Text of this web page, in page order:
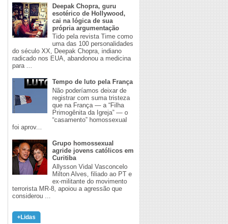
Deepak Chopra, guru
esotérico de Hollywood,
cai na lógica de sua
própria argumentação
Tido pela revista Time como
uma das 100 personalidades
do século XX, Deepak Chopra, indiano
radicado nos EUA, abandonou a medicina
para ...
Tempo de luto pela França
Não poderíamos deixar de
registrar com suma tristeza
que na França — a “Filha
Primogênita da Igreja” — o
“casamento” homossexual
foi aprov...
Grupo homossexual
agride jovens católicos em
Curitiba
Allysson Vidal Vasconcelo
Milton Alves, filiado ao PT e
ex-militante do movimento
terrorista MR-8, apoiou a agressão que
considerou ...
+Lidas